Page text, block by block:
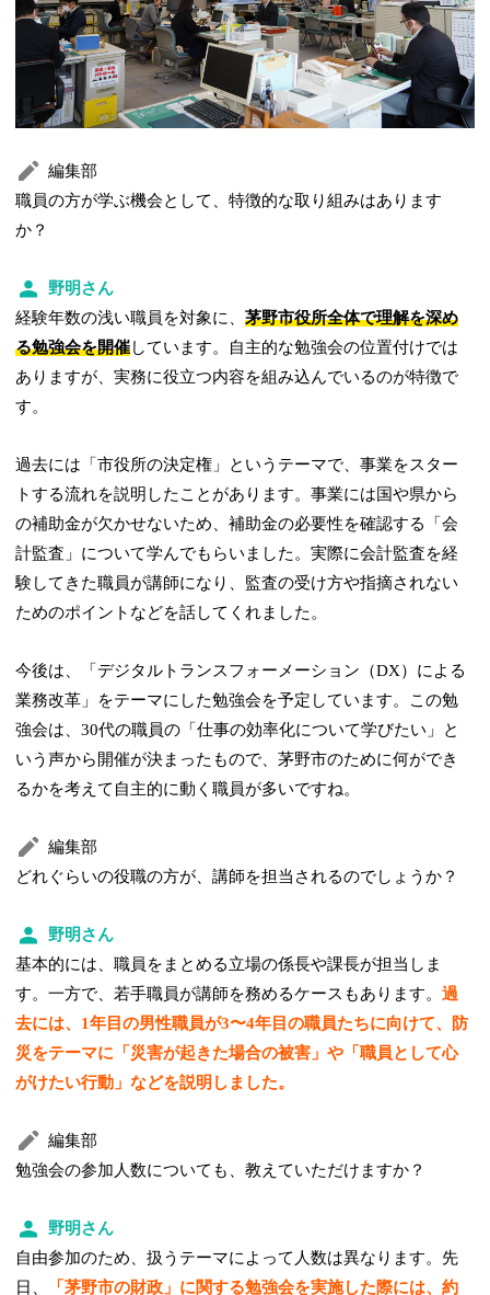
編集部
職員の方が学ぶ機会として、特徴的な取り組みはあります
か？
野明さん
経験年数の浅い職員を対象に、茅野市役所全体で理解を深め
る勉強会を開催しています。自主的な勉強会の位置付けでは
ありますが、実務に役立つ内容を組み込んでいるのが特徴で
す。
過去には「市役所の決定権」というテーマで、事業をスター
トする流れを説明したことがあります。事業には国や県から
の補助金が欠かせないため、補助金の必要性を確認する「会
計監査」について学んでもらいました。実際に会計監査を経
験してきた職員が講師になり、監査の受け方や指摘されない
ためのポイントなどを話してくれました。
今後は、「デジタルトランスフォーメーション（DX）による
業務改革」をテーマにした勉強会を予定しています。この勉
強会は、30代の職員の「仕事の効率化について学びたい」と
いう声から開催が決まったもので、茅野市のために何ができ
るかを考えて自主的に動く職員が多いですね。
編集部
どれぐらいの役職の方が、講師を担当されるのでしょうか？
野明さん
基本的には、職員をまとめる立場の係長や課長が担当しま
す。一方で、若手職員が講師を務めるケースもあります。過
去には、1年目の男性職員が3〜4年目の職員たちに向けて、防
災をテーマに「災害が起きた場合の被害」や「職員として心
がけたい行動」などを説明しました。
編集部
勉強会の参加人数についても、教えていただけますか？
野明さん
自由参加のため、扱うテーマによって人数は異なります。先
日、
「茅野市の財政」に関する勉強会を実施した際には、約